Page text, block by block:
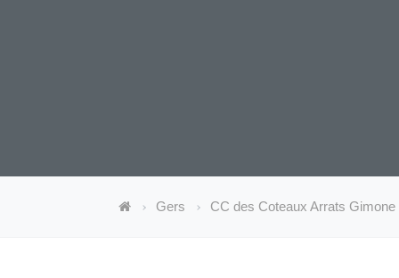
Gers CC des Coteaux Arrats Gimone